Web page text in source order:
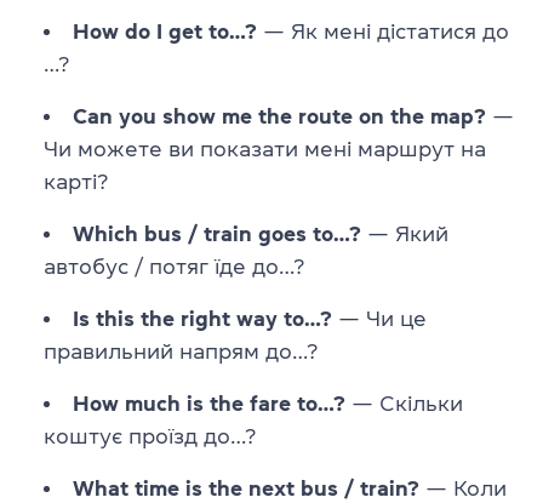
How do I get to…? — Як мені дістатися до
…?
Can you show me the route on the map? —
Чи можете ви показати мені маршрут на
карті?
Which bus / train goes to…? — Який
автобус / потяг їде до…?
Is this the right way to…? — Чи це
правильний напрям до…?
How much is the fare to…? — Скільки
коштує проїзд до…?
What time is the next bus / train? — Коли